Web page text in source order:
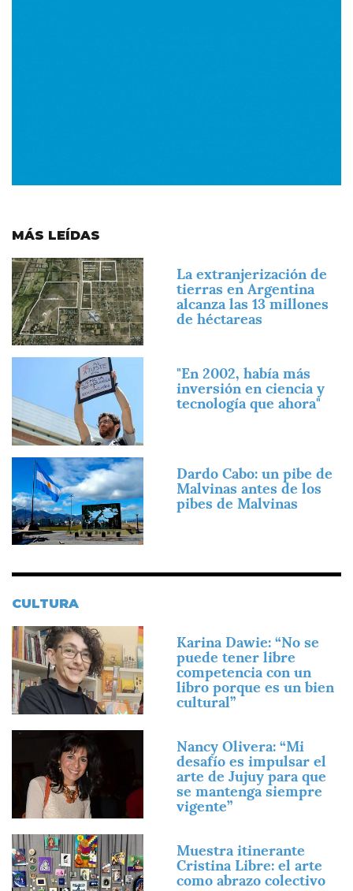
MÁS LEÍDAS
Imagen
La extranjerización de
tierras en Argentina
alcanza las 13 millones
de héctareas
"En 2002, había más
inversión en ciencia y
tecnología que ahora"
Imagen
Dardo Cabo: un pibe de
Malvinas antes de los
pibes de Malvinas
CULTURA
Imagen
Karina Dawie: “No se
puede tener libre
competencia con un
libro porque es un bien
cultural”
Imagen
Nancy Olivera: “Mi
desafío es impulsar el
arte de Jujuy para que
se mantenga siempre
vigente”
Imagen
Muestra itinerante
Cristina Libre: el arte
como abrazo colectivo